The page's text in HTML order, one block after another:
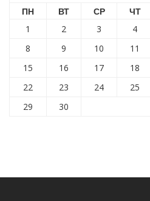
ПН ВТ СР ЧТ
1 2 3 4
8
9 10 11
15 16 17 18
22 23 24 25
29 30